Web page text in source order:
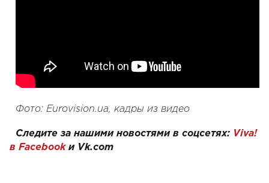
Фото: Eurovision.ua, кадры из видео
Следите за нашими новостями в соцсетях: Viva!
в Facebookи Vk.com